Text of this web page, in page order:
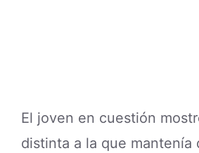
El joven en cuestión
distinta a la que mantenía